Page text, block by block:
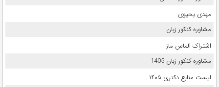
مهدی یحیوی
مشاوره کنکور زبان
اشتراک الماس ماز
مشاوره کنکور زبان 1405
لیست منابع دکتری ۱۴۰۵